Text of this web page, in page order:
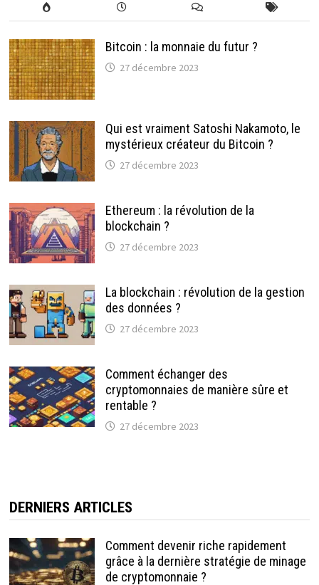
Bitcoin : la monnaie du futur ?
27 décembre 2023
Qui est vraiment Satoshi Nakamoto, le
mystérieux créateur du Bitcoin ?
27 décembre 2023
Ethereum : la révolution de la
blockchain ?
27 décembre 2023
La blockchain : révolution de la gestion
des données ?
27 décembre 2023
Comment échanger des
cryptomonnaies de manière sûre et
rentable ?
27 décembre 2023
DERNIERS ARTICLES
Comment devenir riche rapidement
grâce à la dernière stratégie de minage
de cryptomonnaie ?